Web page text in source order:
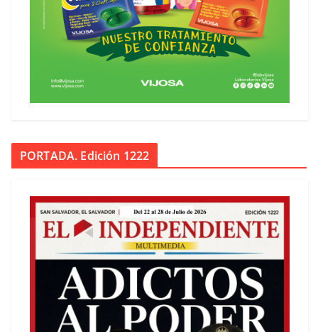
PORTADA. Edición 1222